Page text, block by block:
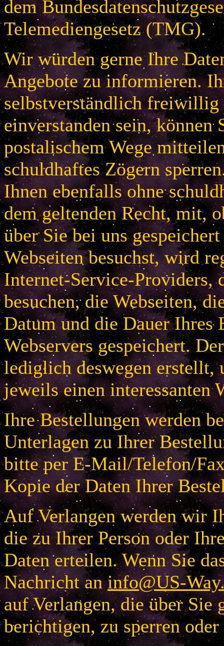
dem
Telemediengesetz (TMG).
Wir würden gerne Ihre
Angebote zu informieren.
selbstverständlich
einverstanden sein, können
postalischem Wege
schuldhaftes Zögern
Ihnen ebenfalls ohne
dem geltenden Recht, mit,
über Sie bei uns
Webseiten besuchst, wird
Internet-Service-Providers,
besuchen, die Webseiten,
Datum und die Dauer Ihres
Webservers gespeichert.
lediglich deswegen erstellt,
jeweils einen interessanten
Ihre Bestellungen werden
Unterlagen zu Ihrer
bitte per E-Mail/Telefon/
Kopie der Daten Ihrer
Auf Verlangen werden wir
die zu Ihrer Person oder
Daten erteilen. Wenn Sie
Nachricht aninfo@US-
auf Verlangen, die über Sie
berichtigen, zu sperren